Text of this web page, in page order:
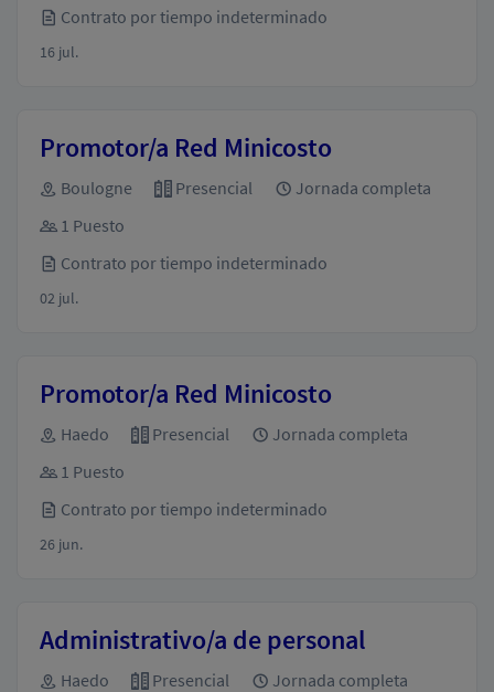
Contrato por tiempo indeterminado
16 jul.
Promotor/a Red Minicosto
Boulogne Presencial
Jornada completa
1 Puesto
Contrato por tiempo indeterminado
02 jul.
Promotor/a Red Minicosto
Haedo Presencial
Jornada completa
1 Puesto
Contrato por tiempo indeterminado
26 jun.
Administrativo/a de personal
Haedo Presencial
Jornada completa